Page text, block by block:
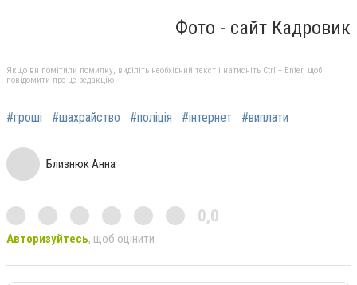
Фото - сайт Кадровик
Якщо ви помітили помилку, виділіть необхідний текст і натисніть Ctrl + Enter, щоб
повідомити про це редакцію
#гроші #шахрайство #поліція #інтернет #виплати
Близнюк Анна
0,0
Авторизуйтесь, щоб оцінити